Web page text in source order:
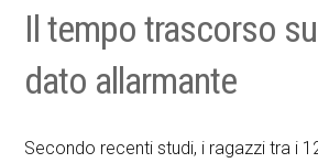
Il tempo trascorso
dato allarmante
Secondo recenti studi, i ragazzi tra i